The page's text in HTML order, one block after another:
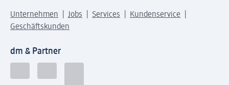
Unternehmen Jobs Services
Kundenservice
Geschäftskunden
dm & Partner